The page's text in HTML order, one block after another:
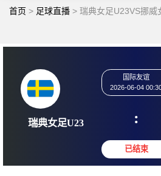
首页 > 足球直播 > 瑞典女足U23VS挪威
瑞典女足U23
2026-